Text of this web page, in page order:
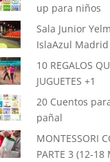
up para niños
Sala Junior
IslaAzul Madrid
10 REGALOS
JUGUETES +1
20 Cuentos
pañal
MONTESSORI
PARTE 3 (12-18